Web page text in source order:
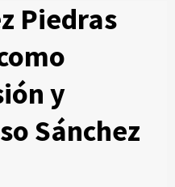
Piedras
y
Sánchez